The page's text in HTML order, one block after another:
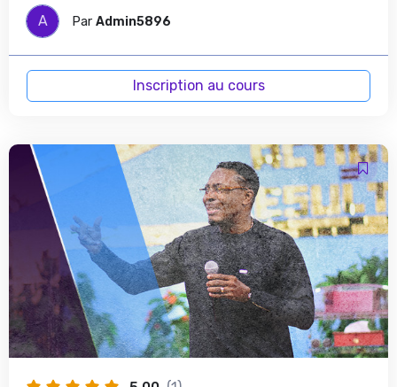
A Par Admin5896
Inscription au cours